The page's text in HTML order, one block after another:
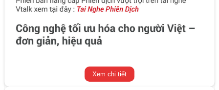
Xem chi tiết